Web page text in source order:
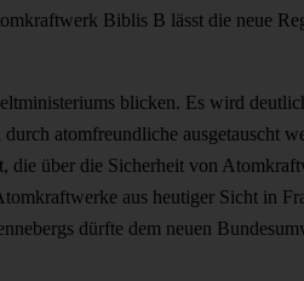
Biblis B lässt die neue
blicken. Es wird
atomfreundliche ausgetauscht
die über die Sicherheit von
aus heutiger Sicht in
dürfte dem neuen